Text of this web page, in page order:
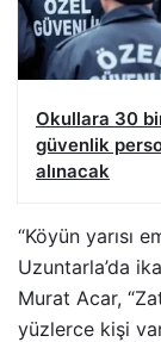
Okullara 30
güvenlik
alınacak
“Köyün yarısı
Uzuntarla’da
Murat Acar,
yüzlerce kişi